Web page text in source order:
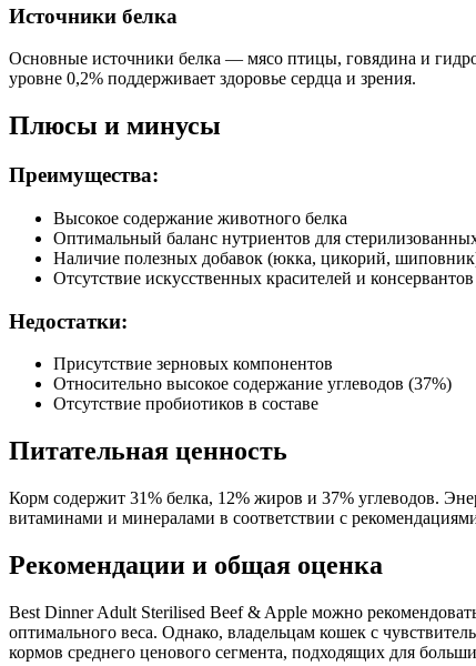
Пищевая ценность
Белок (%)
31
Жир (%)
12
Клетчатка (%)
Зола (%)
7
Калорийность (ккал/100г)
Источники белка
Основные источники белка — мясо птицы, говядина и
уровне 0,2% поддерживает здоровье сердца и зрения.
Плюсы и минусы
Преимущества:
Высокое содержание животного белка
Оптимальный баланс нутриентов для
Наличие полезных добавок (юкка, цикорий,
Отсутствие искусственных красителей и консервантов
Недостатки:
Присутствие зерновых компонентов
Относительно высокое содержание углеводов (37%)
Отсутствие пробиотиков в составе
Питательная ценность
Корм содержит 31% белка, 12% жиров и 37% углеводов.
витаминами и минералами в соответствии с
Рекомендации и общая оценка
Best Dinner Adult Sterilised Beef & Apple можно
оптимального веса. Однако, владельцам кошек с
кормов среднего ценового сегмента, подходящих для